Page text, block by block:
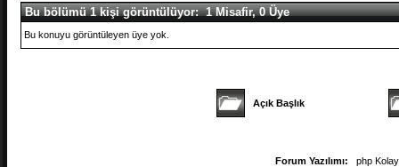
Bu bölümü 1 kişi görüntülüyor: 1 Misafir, 0 Üye
Bu konuyu görüntüleyen üye yok.
Açık Başlık
Forum Yazılımı:
php